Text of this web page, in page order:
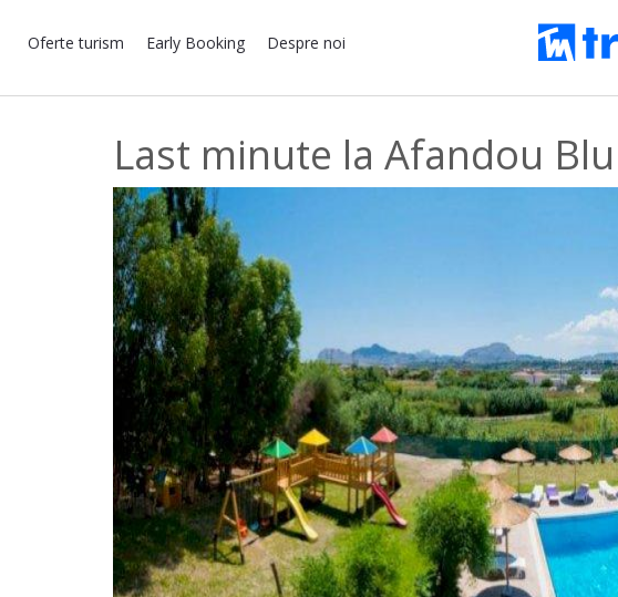
Oferte turism Early Booking Despre noi
Last minute la Afandou